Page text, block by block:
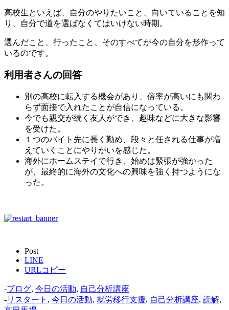
高校生といえば、自分のやりたいこと、向いていることを知
り、自分で道を選ばなくてはいけない時期。
選んだこと、行ったこと、そのすべてが今の自分を形作って
いるのです。
利用者さんの回答
別の高校に転入する機会があり、倍率が高いにも関わ
らず面接で入れたことが自信になっている。
今でも親交が続く友人ができ、趣味などに大きな影響
を受けた。
１つのバイト先に長く勤め、段々と任される仕事が増
えていくことにやりがいを感じた。
海外にホームステイで行き、始めは緊張が強かった
が、最終的に海外の文化への興味を強く持つようにな
った。
Post
LINE
URLコピー
-ブログ, 今日の活動, 自己分析講座
-リスタート , 今日の活動, 就労移行支援, 自己分析講座, 読解,